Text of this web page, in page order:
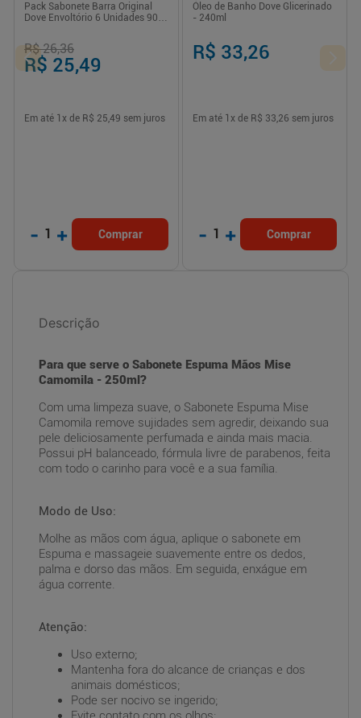
Pack Sabonete Barra Original
Dove Envoltório 6 Unidades 90g
R$ 26,36
R$ 25,49
Em até 1 x de R$ 25,49 sem juros
- 1 + Comprar
Óleo de Banho Dove Glicerinado
- 240ml
R$ 33,26
Em até 1 x de R$ 33,26 sem juros
- 1 + Comprar
Descrição
Para que serve o Sabonete Espuma Mãos Mise
Camomila - 250ml?
Com uma limpeza suave, o Sabonete Espuma Mise
Camomila remove sujidades sem agredir, deixando sua
pele deliciosamente perfumada e ainda mais macia.
Possui pH balanceado, fórmula livre de parabenos, feita
com todo o carinho para você e a sua família.
Modo de Uso:
Molhe as mãos com água, aplique o sabonete em
Espuma e massageie suavemente entre os dedos,
palma e dorso das mãos. Em seguida, enxágue em
água corrente.
Atenção:
Uso externo;
Mantenha fora do alcance de crianças e dos
animais domésticos;
Pode ser nocivo se ingerido;